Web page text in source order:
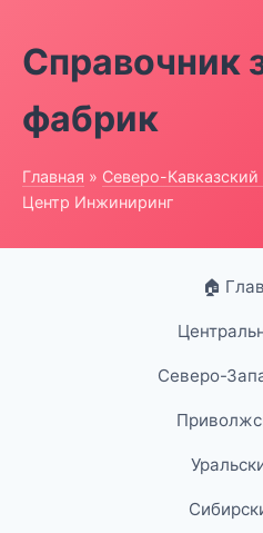
Справочник
фабрик
Главная » Северо-
Центр Инжиниринг
🏠
Северо-